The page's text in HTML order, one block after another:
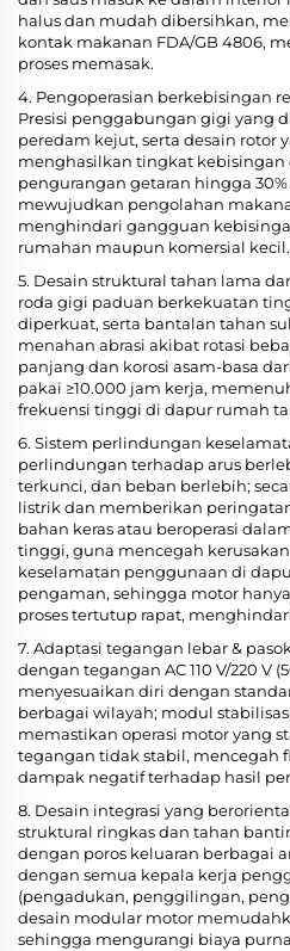
halus dan mudah dibersihkan,
kontak makanan FDA/GB 4806,
proses memasak.
4. Pengoperasian berkebisingan
Presisi penggabungan gigi yang
peredam kejut, serta desain rotor
menghasilkan tingkat kebisingan
pengurangan getaran hingga
mewujudkan pengolahan
menghindari gangguan
rumahan maupun komersial kecil.
5. Desain struktural tahan lama
roda gigi paduan berkekuatan
diperkuat, serta bantalan tahan
menahan abrasi akibat rotasi
panjang dan korosi asam-basa
pakai ≥10.000 jam kerja,
frekuensi tinggi di dapur rumah
6. Sistem perlindungan
perlindungan terhadap arus
terkunci, dan beban berlebih;
listrik dan memberikan
bahan keras atau beroperasi
tinggi, guna mencegah
keselamatan penggunaan di
pengaman, sehingga motor
proses tertutup rapat,
7. Adaptasi tegangan lebar &
dengan tegangan AC 110 V/220 V
menyesuaikan diri dengan
berbagai wilayah; modul
memastikan operasi motor yang
tegangan tidak stabil, mencegah
dampak negatif terhadap hasil
8. Desain integrasi yang
struktural ringkas dan tahan
dengan poros keluaran berbagai
dengan semua kepala kerja
(pengadukan, penggilingan,
desain modular motor
sehingga mengurangi biaya